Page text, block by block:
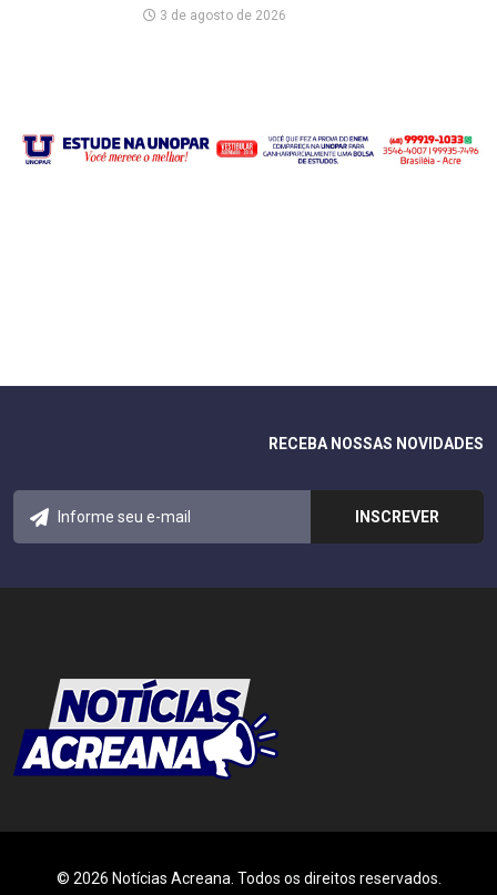
3 de agosto de 2026
RECEBA NOSSAS NOVIDADES
© 2026 Notícias Acreana. Todos os direitos reservados.